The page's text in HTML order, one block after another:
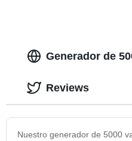
Generador de
Nuestro generador de 5000
Reviews